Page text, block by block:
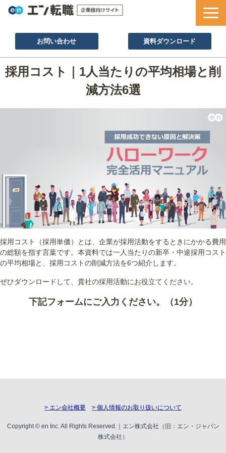
お問い合わせ 資料ダウンロード
サービス一覧
採用ノウハウ
お役立ち資料
採用コスト｜1人当たりの平均相場と削
減方法6選
採用コスト（採用単価）とは、企業が採用活動をするときにかかる費用
の総額を指す言葉です。本資料では一人当たりの新卒・中途採用コスト
の平均相場と、採用コストの削減方法を6つ紹介します。
ぜひダウンロードして、貴社の採用活動にお役立てください。
下記フォームにご入力ください。（1分）
> エン会社概要 > 個人情報のお取り扱いについて
Copyright © en Inc. All Rights Reserved.｜エン株式会社（旧：エン・ジャパン
株式会社）